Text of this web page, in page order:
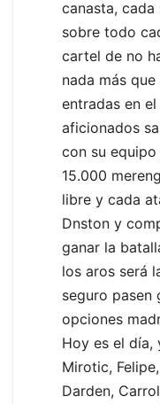
canasta,
sobre todo
cartel de no
nada más
entradas en
aficionados
con su
15.000
libre y cada
Dnston y
ganar la
los aros será
seguro pasen
opciones
Hoy es el día,
Mirotic,
Darden,